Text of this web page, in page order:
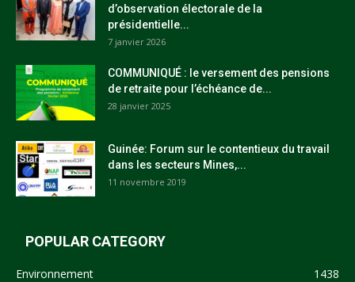
d’observation électorale de la
présidentielle...
7 janvier 2026
COMMUNIQUÉ : le versement des pensions
de retraite pour l’échéance de...
28 janvier 2025
Guinée: Forum sur le contentieux du travail
dans les secteurs Mines,...
11 novembre 2019
POPULAR CATEGORY
Environnement
1438